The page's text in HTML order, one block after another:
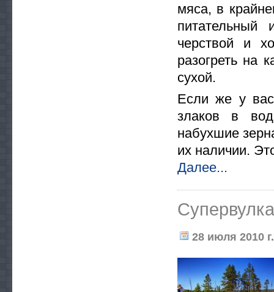
мяса, в
черствой и
разогреть на
сухой.
Если же у
злаков в
набухшие
их наличии.
Далее...
28 июля 2010 г.